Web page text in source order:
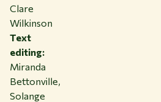
Clare
Wilkinson
Text
editing:
Miranda
Bettonville,
Solange